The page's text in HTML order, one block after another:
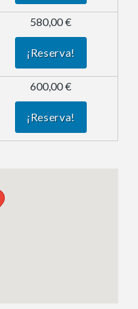
580,00 €
¡Reserva!
600,00 €
¡Reserva!